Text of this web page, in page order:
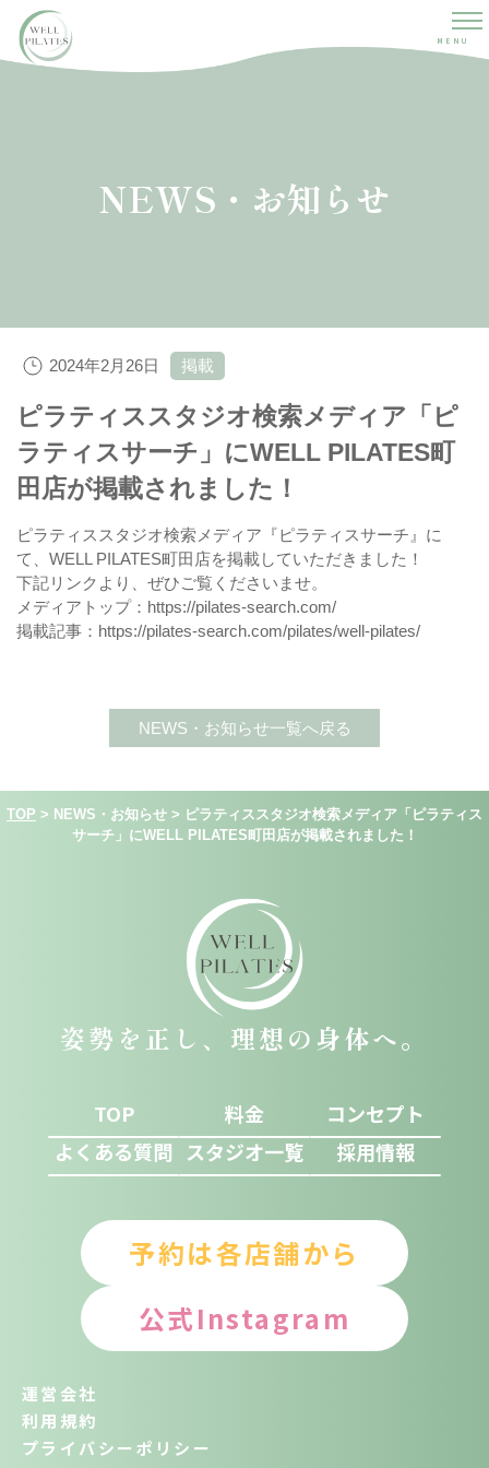
MENU
NEWS・お知らせ
2024年2月26日 掲載
ピラティススタジオ検索メディア「ピ
ラティスサーチ」にWELL PILATES町
田店が掲載されました！
ピラティススタジオ検索メディア『ピラティスサーチ』に
て、WELL PILATES町田店を掲載していただきました！
下記リンクより、ぜひご覧くださいませ。
メディアトップ： https://pilates-search.com/
掲載記事： https://pilates-search.com/pilates/well-pilates/
NEWS・お知らせ一覧へ戻る
TOP > NEWS・お知らせ > ピラティススタジオ検索メディア「ピラティス
サーチ」にWELL PILATES町田店が掲載されました！
姿勢を正し、理想の身体へ。
TOP 料金
コンセプト
よくある質問 スタジオ一覧 採用情報
予約は各店舗から
公式Instagram
運営会社
利用規約
プライバシーポリシー